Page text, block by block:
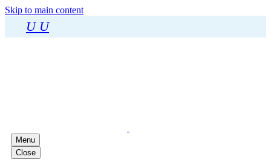
Skip to main content
U U
Menu
Close